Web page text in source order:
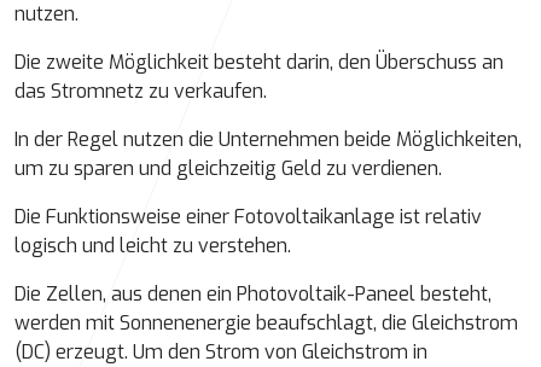
nutzen.
Die zweite Möglichkeit besteht darin, den Überschuss an
das Stromnetz zu verkaufen.
In der Regel nutzen die Unternehmen beide Möglichkeiten,
um zu sparen und gleichzeitig Geld zu verdienen.
Die Funktionsweise einer Fotovoltaikanlage ist relativ
logisch und leicht zu verstehen.
Die Zellen, aus denen ein Photovoltaik-Paneel besteht,
werden mit Sonnenenergie beaufschlagt, die Gleichstrom
(DC) erzeugt. Um den Strom von Gleichstrom in